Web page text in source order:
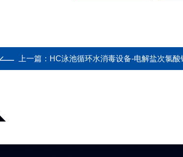
上一篇： HC泳池循环水消毒设备-电解盐次氯酸